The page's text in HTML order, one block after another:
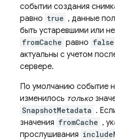
событии создания
равно true , данные
быть устаревшими или
fromCache равно false
актуальны с учетом
сервере.
По умолчанию событие
изменилось только
SnapshotMetadata .
значения fromCache ,
прослушивания